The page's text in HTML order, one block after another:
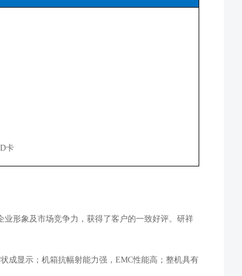
卡
形象及市场竞争力，获得了客户的一致好评。研祥
成显示；机箱抗幅射能力强， EMC性能高；整机具有